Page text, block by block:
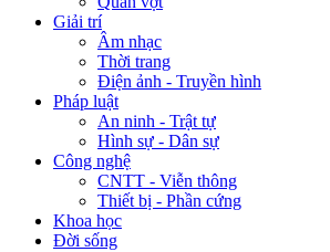
Giải trí
Âm nhạc
Thời trang
Điện ảnh - Truyền hình
Pháp luật
An ninh - Trật tự
Hình sự - Dân sự
Công nghệ
CNTT - Viễn thông
Thiết bị - Phần cứng
Khoa học
Đời sống